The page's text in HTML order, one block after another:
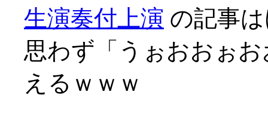
生演奏付上演 の記事
思わず「うぉおおぉ
えるｗｗｗ